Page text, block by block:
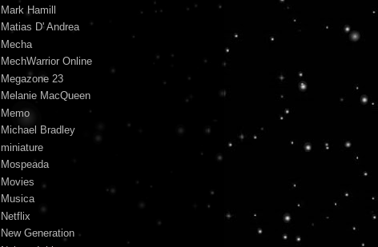
Mark Hamill
Matias D' Andrea
Mecha
MechWarrior Online
Megazone 23
Melanie MacQueen
Memo
Michael Bradley
miniature
Mospeada
Movies
Musica
Netflix
New Generation